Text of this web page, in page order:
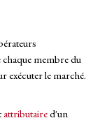
chaque membre du
exécuter le marché.
attributaired'un